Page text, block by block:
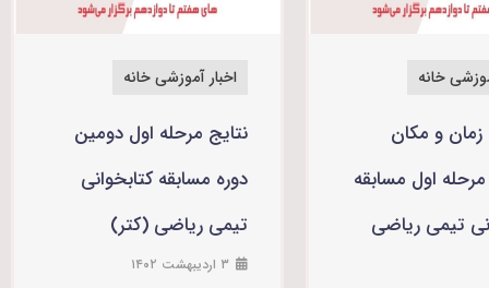
خانه
زمان و مکان
مرحله اول مسابقه
تیمی ریاضی
اخبار آموزشی خانه
نتایج مرحله اول دومین
دوره مسابقه کتابخوانی
تیمی ریاضی (کتر)